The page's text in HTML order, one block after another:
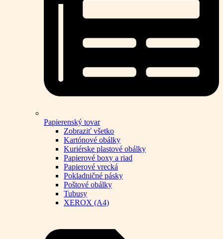
Papierenský tovar
Zobraziť všetko
Kartónové obálky
Kuriérske plastové obálky
Papierové boxy a riad
Papierové vrecká
Pokladničné pásky
Poštové obálky
Tubusy
XEROX (A4)